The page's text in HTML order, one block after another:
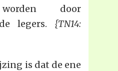
door
legers. {TN14:
is dat de ene